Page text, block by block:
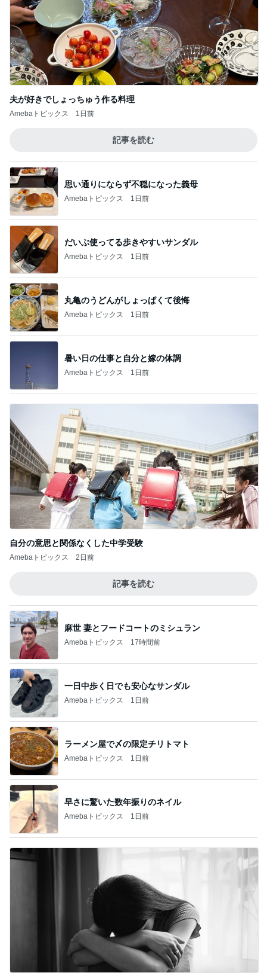
夫が好きでしょっちゅう作る料理
Amebaトピックス 1日前
記事を読む
思い通りにならず不穏になった義母
Amebaトピックス 1日前
だいぶ使ってる歩きやすいサンダル
Amebaトピックス 1日前
丸亀のうどんがしょっぱくて後悔
Amebaトピックス 1日前
暑い日の仕事と自分と嫁の体調
Amebaトピックス 1日前
自分の意思と関係なくした中学受験
Amebaトピックス 2日前
記事を読む
麻世 妻とフードコートのミシュラン
Amebaトピックス 17時間前
一日中歩く日でも安心なサンダル
Amebaトピックス 1日前
ラーメン屋で〆の限定チリトマト
Amebaトピックス 1日前
早さに驚いた数年振りのネイル
Amebaトピックス 1日前